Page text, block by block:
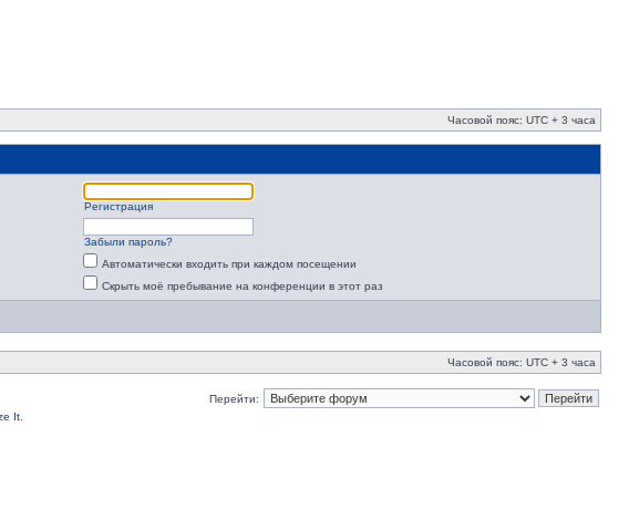
Часовой пояс: UTC + 3 часа
Регистрация
Забыли пароль?
Автоматически входить при каждом посещении
Скрыть моё пребывание на конференции в этот раз
Часовой пояс: UTC + 3 часа
Перейти:
It.